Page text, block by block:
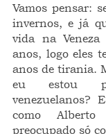
Vamos pensar:
invernos, e já
vida na
anos, logo eles
anos de tirania.
eu estou
venezuelanos?
como
preocupado só